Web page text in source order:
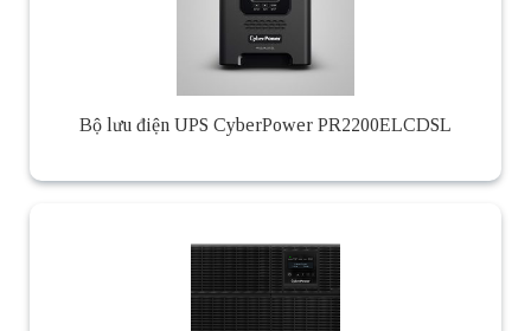
Bộ lưu điện UPS CyberPower PR2200ELCDSL